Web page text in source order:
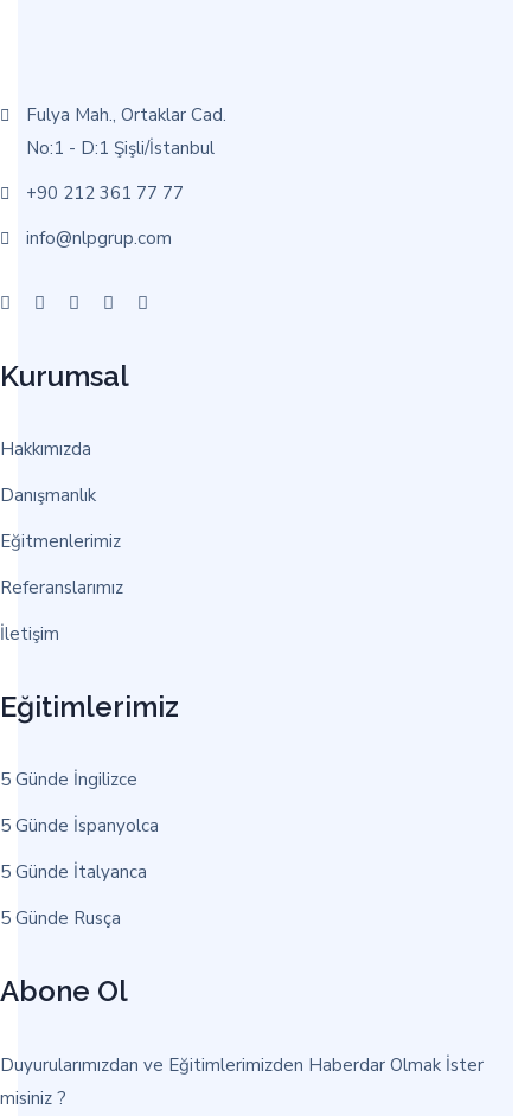
Fulya Mah., Ortaklar Cad.
No:1 - D:1 Şişli/İstanbul
+90 212 361 77 77
info@nlpgrup.com
Kurumsal
Hakkımızda
Danışmanlık
Eğitmenlerimiz
Referanslarımız
İletişim
Eğitimlerimiz
5 Günde İngilizce
5 Günde İspanyolca
5 Günde İtalyanca
5 Günde Rusça
Abone Ol
Duyurularımızdan ve Eğitimlerimizden Haberdar Olmak İster
misiniz ?